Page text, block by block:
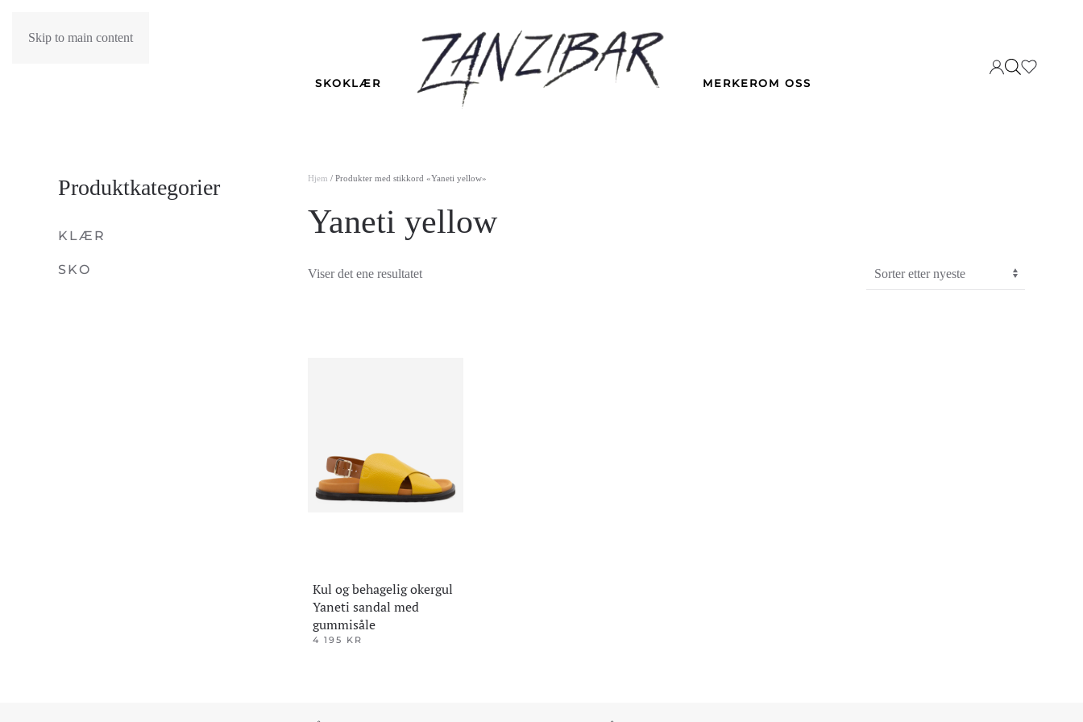
Skip to main content
SKOKLÆR MERKEROM OSS
Hjem / Produkter med stikkord «Yaneti yellow»
Yaneti yellow
Viser det ene resultatet
Kul og behagelig okergul
Yaneti sandal med
gummisåle
4 195 KR
flere
Produktkategorier
KLÆR
SKO